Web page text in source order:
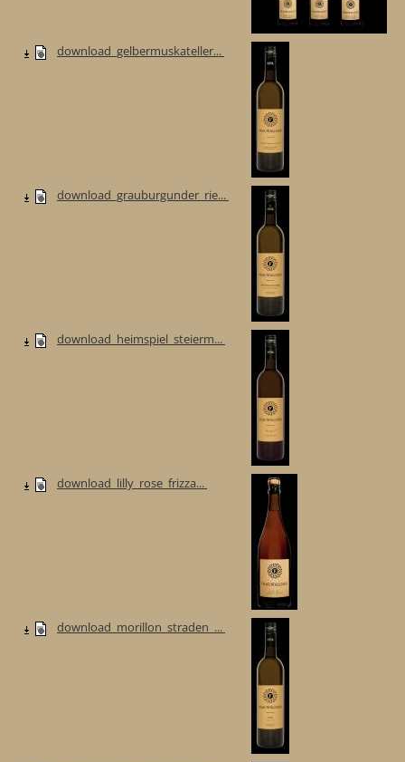
download_gelbermuskateller...
download_grauburgunder_rie...
download_heimspiel_steierm...
download_lilly_rose_frizza...
download_morillon_straden_...